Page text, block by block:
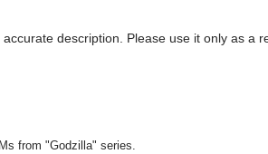
description. Please use it only as a